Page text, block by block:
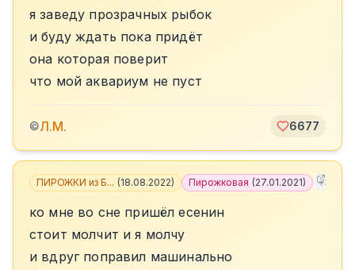
я заведу прозрачных рыбок
и буду ждать пока придёт
она которая поверит
что мой аквариум не пуст
©Л.М. 6677
ПИРОЖКИ из Б... (18.08.2022) Пирожковая (27.01.2021) +3
ко мне во сне пришёл есенин
стоит молчит и я молчу
и вдруг поправил машинально